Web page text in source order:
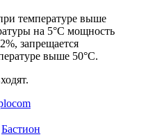
температуре выше
на 5°С мощность
запрещается
выше 50°С.
Бастион